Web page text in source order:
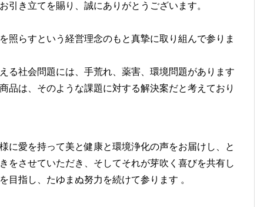
引き立てを賜り、誠にありがとうございます。
照らすという経営理念のもと真摯に取り組んで参りま
る社会問題には、手荒れ、薬害、環境問題があります
品は、そのような課題に対する解決案だと考えており
に愛を持って美と健康と環境浄化の声をお届けし、と
をさせていただき、そしてそれが芽吹く喜びを共有し
指し、たゆまぬ努力を続けて参ります 。